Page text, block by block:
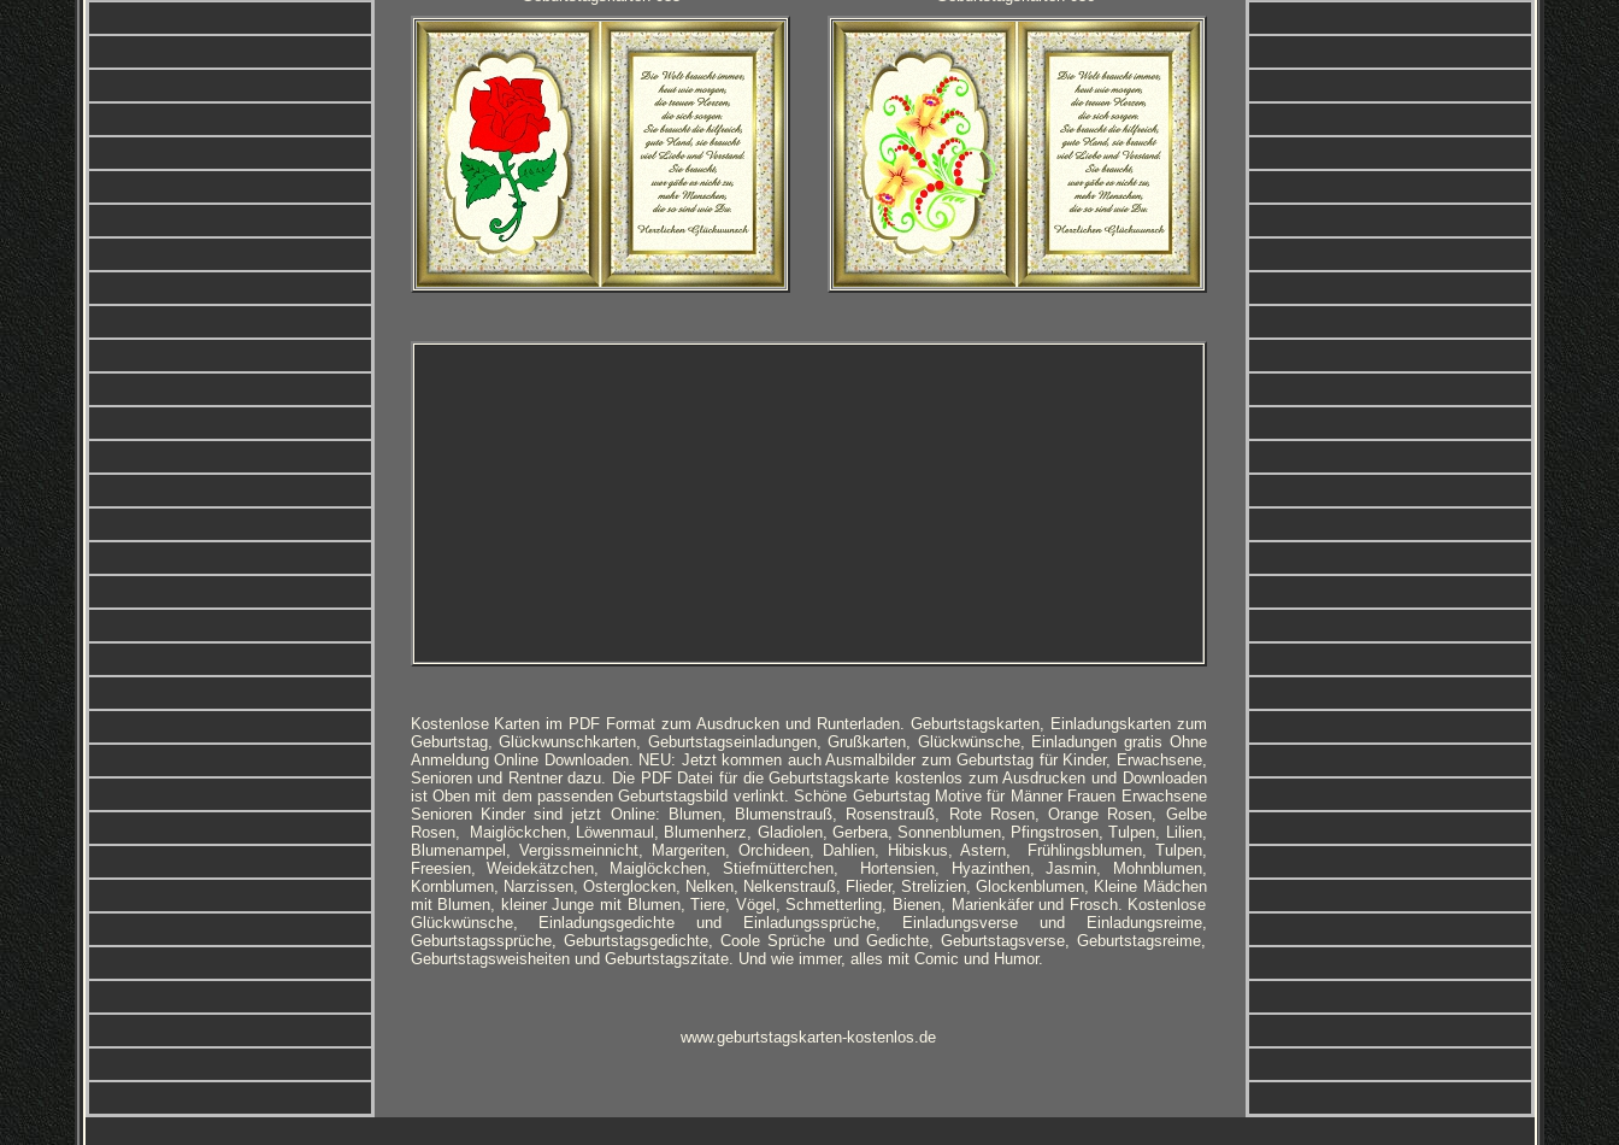
Kostenlose Karten im PDF Format zum Ausdrucken und Runterladen. Geburtstagskarten, Einladungskarten zum
Geburtstag, Glückwunschkarten, Geburtstagseinladungen, Grußkarten, Glückwünsche, Einladungen gratis Ohne
Anmeldung Online Downloaden. NEU: Jetzt kommen auch Ausmalbilder zum Geburtstag für Kinder, Erwachsene,
Senioren und Rentner dazu. Die PDF Datei für die Geburtstagskarte kostenlos zum Ausdrucken und Downloaden
ist Oben mit dem passenden Geburtstagsbild verlinkt. Schöne Geburtstag Motive für Männer Frauen Erwachsene
Senioren Kinder sind jetzt Online: Blumen, Blumenstrauß, Rosenstrauß, Rote Rosen, Orange Rosen, Gelbe
Rosen, Maiglöckchen, Löwenmaul, Blumenherz, Gladiolen, Gerbera, Sonnenblumen, Pfingstrosen, Tulpen, Lilien,
Blumenampel, Vergissmeinnicht, Margeriten, Orchideen, Dahlien, Hibiskus, Astern, Frühlingsblumen, Tulpen,
Freesien, Weidekätzchen, Maiglöckchen, Stiefmütterchen, Hortensien, Hyazinthen, Jasmin, Mohnblumen,
Kornblumen, Narzissen, Osterglocken, Nelken, Nelkenstrauß, Flieder, Strelizien, Glockenblumen, Kleine Mädchen
mit Blumen, kleiner Junge mit Blumen, Tiere, Vögel, Schmetterling, Bienen, Marienkäfer und Frosch. Kostenlose
Glückwünsche, Einladungsgedichte und Einladungssprüche, Einladungsverse und Einladungsreime,
Geburtstagssprüche, Geburtstagsgedichte, Coole Sprüche und Gedichte, Geburtstagsverse, Geburtstagsreime,
Geburtstagsweisheiten und Geburtstagszitate. Und wie immer, alles mit Comic und Humor.
www.geburtstagskarten-kostenlos.de